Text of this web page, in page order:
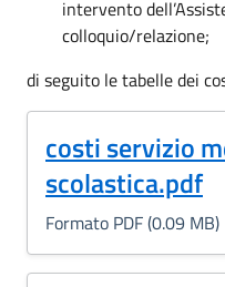
intervento
colloquio/relazione;
di seguito le tabelle dei
costi servizio
scolastica.pdf
(Formato PDF,
Formato PDF (0.09 MB)